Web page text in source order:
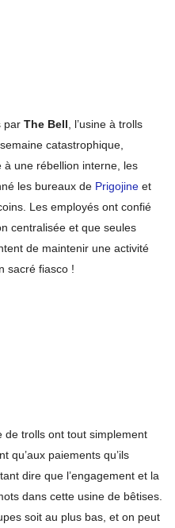
par The Bell, l’usine à trolls
catastrophique,
à une rébellion interne, les
les bureaux de Prigojine et
Les employés ont confié
centralisée et que seules
de maintenir une activité
sacré fiasco !
de trolls ont tout simplement
qu’aux paiements qu’ils
dire que l’engagement et la
dans cette usine de bêtises.
soit au plus bas, et on peut